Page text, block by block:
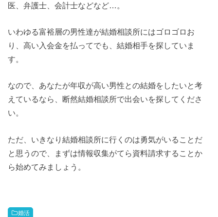
医、弁護士、会計士などなど…。
いわゆる富裕層の男性達が結婚相談所にはゴロゴロお
り、高い入会金を払ってでも、結婚相手を探していま
す。
なので、あなたが年収が高い男性との結婚をしたいと考
えているなら、断然結婚相談所で出会いを探してくださ
い。
ただ、いきなり結婚相談所に行くのは勇気がいることだ
と思うので、まずは情報収集がてら資料請求することか
ら始めてみましょう。
婚活